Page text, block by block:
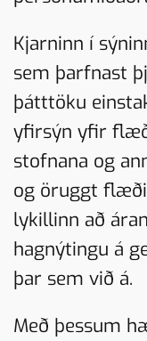
Kjarninn í
sem þarfnast
þátttöku
yfirsýn yfir
stofnana og
og öruggt
lykillinn að
hagnýtingu á
þar sem við á.
Með þessum